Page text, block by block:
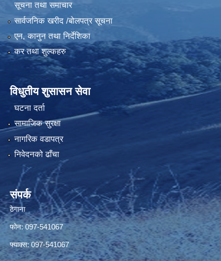
सूचना तथा समाचार
सार्वजनिक खरीद /बोलपत्र सूचना
एन, कानुन तथा निर्देशिका
कर तथा शुल्कहरु
विधुतीय शुसासन सेवा
घटना दर्ता
सामाजिक सुरक्षा
नागरिक वडापत्र
निवेदनको ढाँचा
संपर्क
ठेगाना
फोन: 097-541067
फ्याक्स: 097-541067